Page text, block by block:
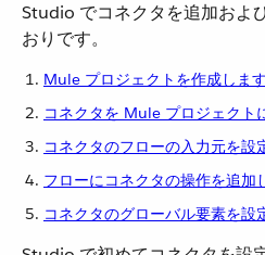
Studio でコネクタを追加およ
おりです。
Mule プロジェクトを作成します
コネクタを Mule プロジェクト
コネクタのフローの入力元を設
フローにコネクタの操作を追加
コネクタのグローバル要素を設